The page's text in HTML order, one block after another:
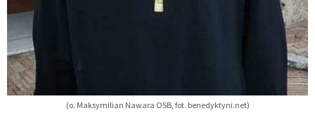
(o. Maksymilian Nawara OSB, fot. benedyktyni.net)